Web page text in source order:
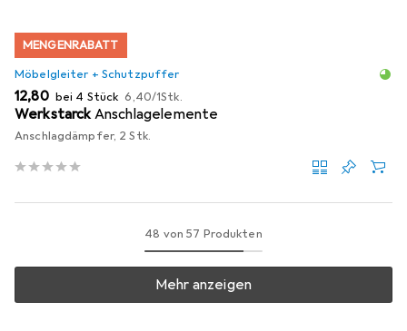
MENGENRABATT
Möbelgleiter + Schutzpuffer
EUR
12,80 bei 4 Stück EUR
6,40/1Stk.
WerkstarckAnschlagelemente
Anschlagdämpfer, 2 Stk.
48 von 57 Produkten
Mehr anzeigen